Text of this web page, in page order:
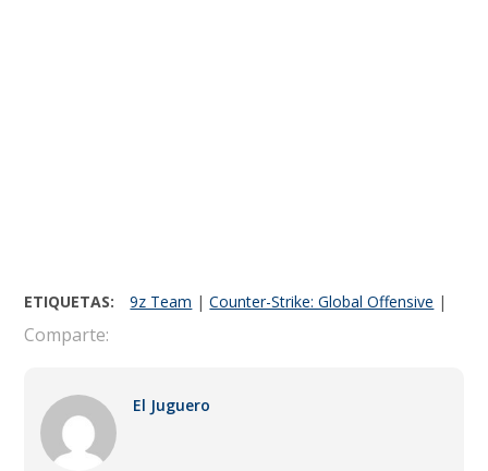
ETIQUETAS: 9z Team |Counter-Strike: Global Offensive |
Comparte:
El Juguero